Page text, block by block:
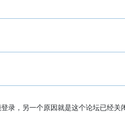
录，另一个原因就是这个论坛已经关